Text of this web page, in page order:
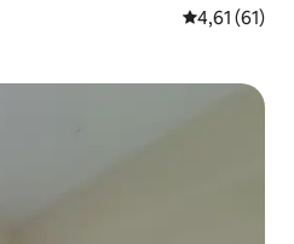
Średnia
4,61 (61)